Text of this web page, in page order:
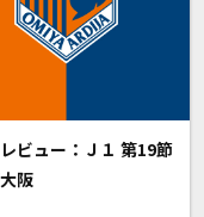
ビュー：Ｊ１ 第19節
阪